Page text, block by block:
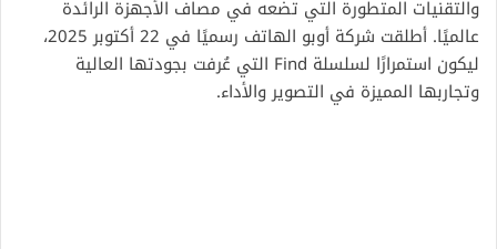
والتقنيات المتطورة التي تضعه في مصاف الأجهزة الرائدة
عالميًا. أطلقت شركة أوبو الهاتف رسميًا في 22 أكتوبر 2025،
ليكون استمرارًا لسلسلة Find التي عُرفت بجودتها العالية
وتجاربها المميزة في التصوير والأداء.